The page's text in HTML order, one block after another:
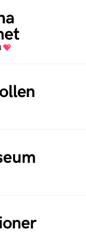
folkets
av
och kureras
lektioner